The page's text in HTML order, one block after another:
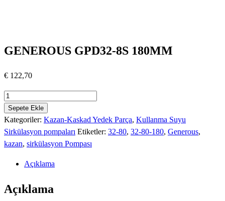
GENEROUS GPD32-8S 180MM
€ 122,70
GENEROUS
GPD32-
8S
180MM
adet
Sepete Ekle
Kategoriler: Kazan-Kaskad Yedek Parça, Kullanma Suyu
Sirkülasyon pompaları Etiketler: 32-80, 32-80-180, Generous,
kazan, sirkülasyon Pompası
Açıklama
Açıklama